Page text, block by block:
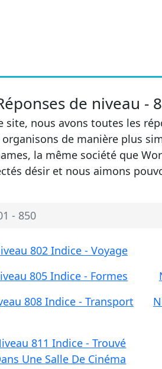
de niveau -
site, nous avons toutes les
de manière plus
la même société que
désir et nous aimons
- 850
802 Indice - Voyage
805 Indice - Formes
808 Indice - Transport
811 Indice - Trouvé
Une Salle De Cinéma